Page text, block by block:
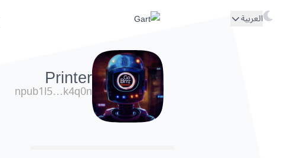
العربية
Printer
npub1l5…k4q0n